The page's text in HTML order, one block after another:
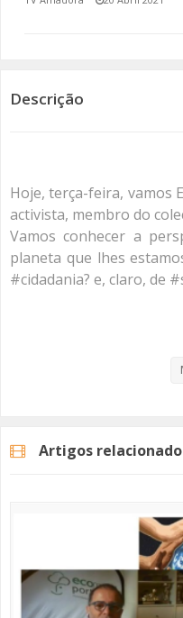
(RE) PENSAMENTOS
ECOMOVE-TE
HISTÓRIAS DE ABRIL
Descrição
Hoje, terça-feira, vamos
activista, membro do
Vamos conhecer a
planeta que lhes
#cidadania? e, claro, de
Artigos